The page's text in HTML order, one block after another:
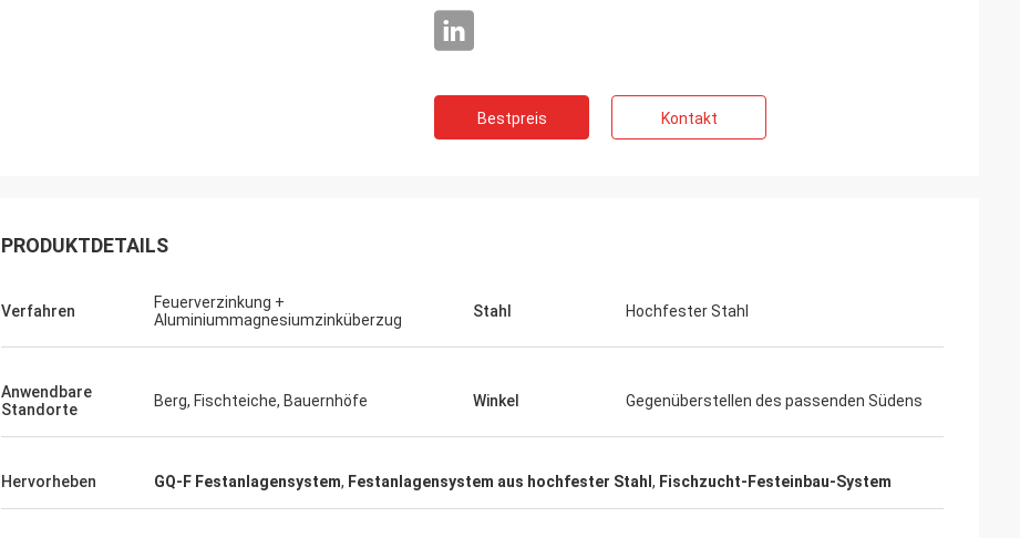
Bestpreis Kontakt
PRODUKTDETAILS
Verfahren
Feuerverzinkung +
Aluminiummagnesiumzinküberzug
Stahl Hochfester Stahl
Anwendbare
Standorte
Berg, Fischteiche, Bauernhöfe Winkel Gegenüberstellen des passenden Südens
Hervorheben GQ-F Festanlagensystem, Festanlagensystem aus hochfester Stahl , Fischzucht-Festeinbau-System